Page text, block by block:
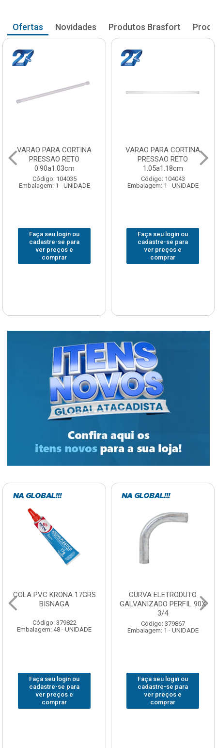
Ofertas Novidades Produtos Brasfort
VARAO PARA CORTINA
PRESSAO RETO
0.90a1.03cm
Código: 104035
Embalagem: 1 - UNIDADE
Faça seu login ou
cadastre-se para
ver preços e
comprar
VARAO PARA CORTINA
PRESSAO RETO
1.05a1.18cm
Código: 104043
Embalagem: 1 - UNIDADE
Faça seu login ou
cadastre-se para
ver preços e
comprar
COLA PVC KRONA 17GRS
BISNAGA
Código: 379822
Embalagem: 48 - UNIDADE
Faça seu login ou
cadastre-se para
ver preços e
comprar
CURVA ELETRODUTO
GALVANIZADO PERFIL 90X
3/4
Código: 379867
Embalagem: 1 - UNIDADE
Faça seu login ou
cadastre-se para
ver preços e
comprar